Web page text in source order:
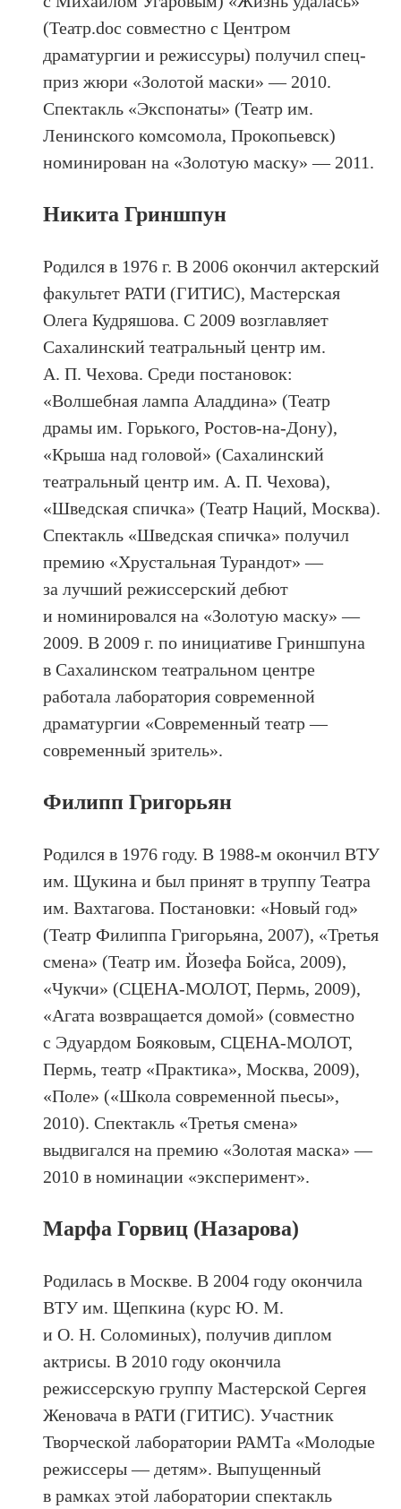
(Театр.doc совместно с Центром
драматургии и режиссуры) получил спец-
приз жюри «Золотой маски» — 2010.
Спектакль «Экспонаты» (Театр им.
Ленинского комсомола, Прокопьевск)
номинирован на «Золотую маску» — 2011.
Никита Гриншпун
Родился в 1976 г. В 2006 окончил актерский
факультет РАТИ (ГИТИС), Мастерская
Олега Кудряшова. С 2009 возглавляет
Сахалинский театральный центр им.
А. П. Чехова. Среди постановок:
«Волшебная лампа Аладдина» (Театр
драмы им. Горького, Ростов-на-Дону),
«Крыша над головой» (Сахалинский
театральный центр им. А. П. Чехова),
«Шведская спичка» (Театр Наций, Москва).
Спектакль «Шведская спичка» получил
премию «Хрустальная Турандот» —
за лучший режиссерский дебют
и номинировался на «Золотую маску» —
2009. В 2009 г. по инициативе Гриншпуна
в Сахалинском театральном центре
работала лаборатория современной
драматургии «Современный театр —
современный зритель».
Филипп Григорьян
Родился в 1976 году. В 1988-м окончил ВТУ
им. Щукина и был принят в труппу Театра
им. Вахтагова. Постановки: «Новый год»
(Театр Филиппа Григорьяна, 2007), «Третья
смена» (Театр им. Йозефа Бойса, 2009),
«Чукчи» (СЦЕНА-МОЛОТ, Пермь, 2009),
«Агата возвращается домой» (совместно
с Эдуардом Бояковым, СЦЕНА-МОЛОТ,
Пермь, театр «Практика», Москва, 2009),
«Поле» («Школа современной пьесы»,
2010). Спектакль «Третья смена»
выдвигался на премию «Золотая маска» —
2010 в номинации «эксперимент».
Марфа Горвиц (Назарова)
Родилась в Москве. В 2004 году окончила
ВТУ им. Щепкина (курс Ю. М.
и О. Н. Соломиных), получив диплом
актрисы. В 2010 году окончила
режиссерскую группу Мастерской Сергея
Женовача в РАТИ (ГИТИС). Участник
Творческой лаборатории РАМТа «Молодые
режиссеры — детям». Выпущенный
в рамках этой лаборатории спектакль